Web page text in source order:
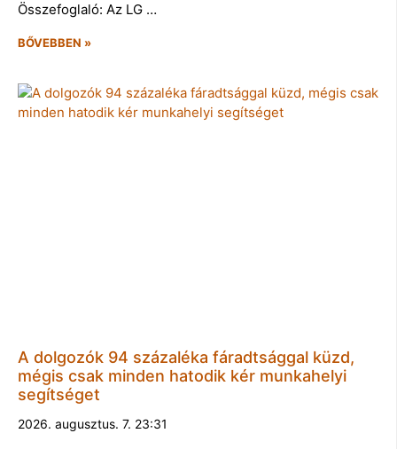
Összefoglaló: Az LG …
BŐVEBBEN »
A dolgozók 94 százaléka fáradtsággal küzd,
mégis csak minden hatodik kér munkahelyi
segítséget
2026. augusztus. 7. 23:31